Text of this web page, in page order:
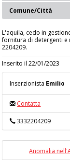
Comune/Città
L'aquila, cedo in
fornitura di detergenti e
2204209.
Inserito il 22/01/2023
Inserzionista Emilio
Contatta
3332204209
Anomalia